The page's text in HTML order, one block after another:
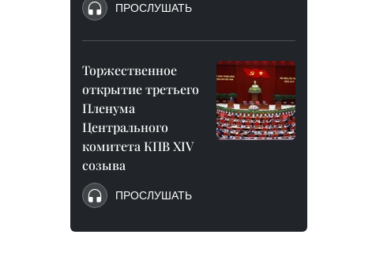
ПРОСЛУШАТЬ
Торжественное
открытие третьего
Пленума
Центрального
комитета КПВ XIV
созыва
ПРОСЛУШАТЬ